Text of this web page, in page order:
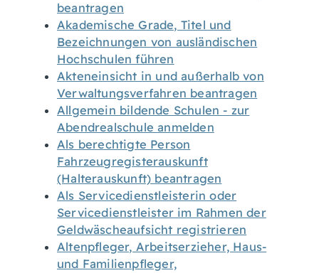
beantragen
Akademische Grade, Titel und
Bezeichnungen von ausländischen
Hochschulen führen
Akteneinsicht in und außerhalb von
Verwaltungsverfahren beantragen
Allgemein bildende Schulen - zur
Abendrealschule anmelden
Als berechtigte Person
Fahrzeugregisterauskunft
(Halterauskunft) beantragen
Als Servicedienstleisterin oder
Servicedienstleister im Rahmen der
Geldwäscheaufsicht registrieren
Altenpfleger, Arbeitserzieher, Haus-
und Familienpfleger,